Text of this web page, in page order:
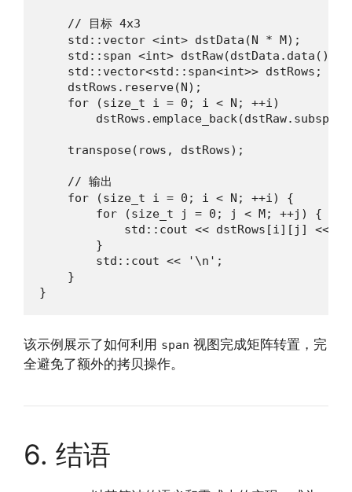
    // 目标 4x3
    std::vector <int> dstData(N * M);
std::span <int> dstRaw(dstData.data(),
    std::vector<std::span<int>> dstRows;
    dstRows.reserve(N);
    for (size_t i = 0; i < N; ++i)
    transpose(rows, dstRows);
    // 输出
    for (size_t i = 0; i < N; ++i) {
        for (size_t j = 0; j < M; ++j) {
std::cout << dstRows[i][j] << '
        }
        std::cout << '\n';
    }
}
该示例展示了如何利用 span 视图完成矩阵转置，完
全避免了额外的拷贝操作。
6. 结语